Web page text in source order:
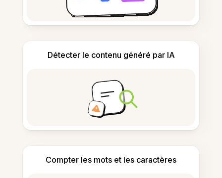
Détecter le contenu généré par IA
Compter les mots et les caractères